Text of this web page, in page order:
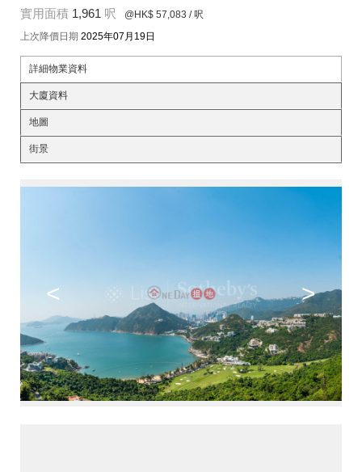
實用面積 1,961 呎 @HK$ 57,083 / 呎
上次降價日期 2025年07月19日
詳細物業資料
大廈資料
地圖
街景
< >